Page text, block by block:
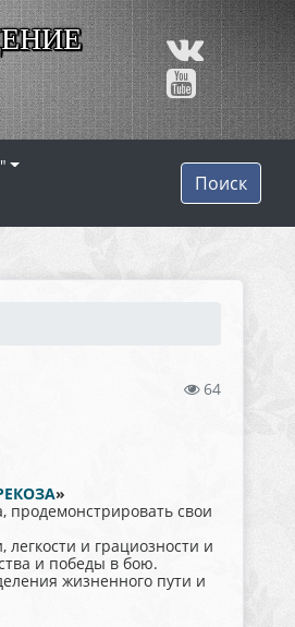
Поиск
64
»
продемонстрировать свои
и грациозности и
и победы в бою.
жизненного пути и